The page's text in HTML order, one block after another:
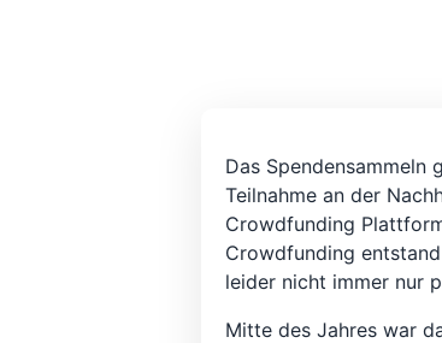
Das Spendensammeln
Teilnahme an der
Crowdfunding
Crowdfunding
leider nicht immer nur
Mitte des Jahres war